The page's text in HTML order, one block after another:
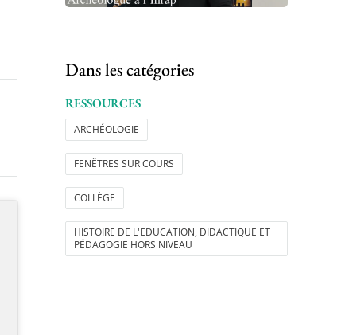
Dans les catégories
RESSOURCES
ARCHÉOLOGIE
FENÊTRES SUR COURS
COLLÈGE
HISTOIRE DE L'EDUCATION, DIDACTIQUE ET
PÉDAGOGIE HORS NIVEAU